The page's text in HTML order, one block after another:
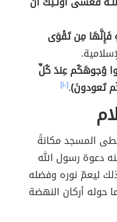
فَإِنَّهَا مِن تَقْوَى
وُجوهَكُم عِندَ كُلِّ
تَعودونَ).[١٠]
المسجد مكانةً
دعوة رسول الله
ليعمّ نوره وفضله
حوله أركان النهضة